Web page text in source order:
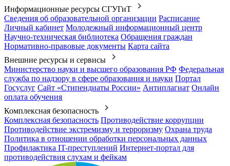
Информационные ресурсы СГУГиТ
Сведения об образовательной организации Расписание
Личный кабинет Молодежный информационный центр
Научно-техническая библиотека Обращения граждан
Нормативно-правовые документы Карта сайта
Внешние ресурсы и сервисы
Министерство науки и высшего образования РФ Федеральная
служба по надзору в сфере образования и науки Портал
Госуслуг Сайт «Стипендиаты России» Антиплагиат Онлайн
оплата обучения
Комплексная безопасность
Комплексная безопасность Противодействие коррупции
Противодействие экстремизму и терроризму Охрана труда
Политика в отношении обработки персональных данных
Профилактика IT-преступлений Интернет-портал для
противодействия слухам и фейкам